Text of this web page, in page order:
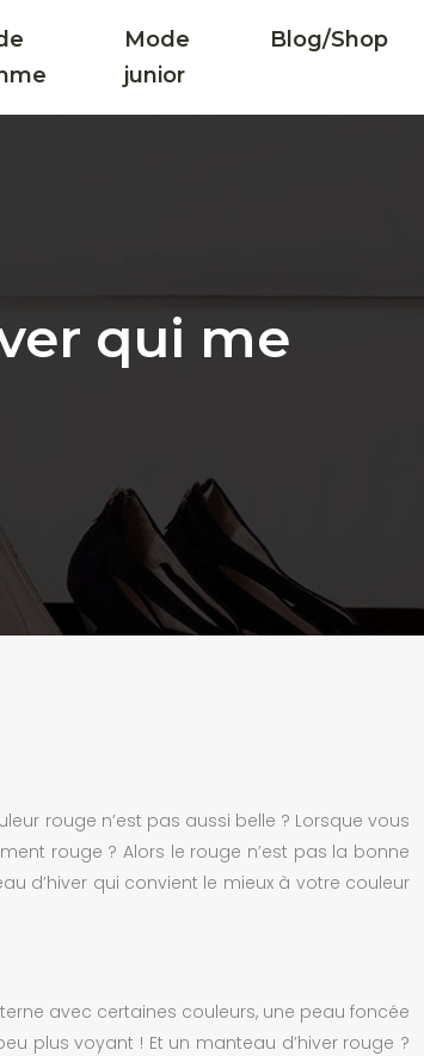
Mode
junior
Blog/Shop
qui me
rouge n’est pas aussi belle ? Lorsque vous
rouge ? Alors le rouge n’est pas la bonne
d’hiver qui convient le mieux à votre couleur
avec certaines couleurs, une peau foncée
plus voyant ! Et un manteau d’hiver rouge ?